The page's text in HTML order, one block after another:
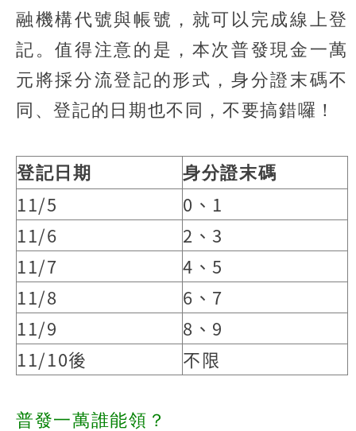
融機構代號與帳號，就可以完成線上登
記。值得注意的是，本次普發現金一萬
元將採分流登記的形式，身分證末碼不
同、登記的日期也不同，不要搞錯囉！
登記日期 身分證末碼
11/5
0、1
11/6
2、3
11/7
4、5
11/8
6、7
11/9
8、9
11/10後
不限
普發一萬誰能領？